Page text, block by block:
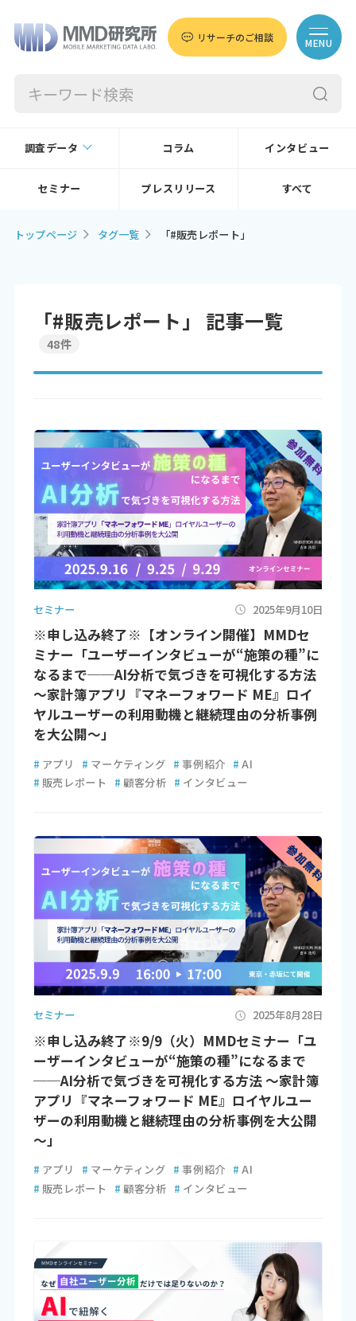
リサーチのご相談 MENU
調査データ コラム インタビュー
セミナー プレスリリース すべて
トップページ タグ一覧 「#販売レポート」
「#販売レポート」 記事一覧
48件
セミナー 2025年9月10日
※申し込み終了※【オンライン開催】MMDセ
ミナー「ユーザーインタビューが“施策の種”に
なるまで──AI分析で気づきを可視化する方法
～家計簿アプリ『マネーフォワード ME』ロイ
ヤルユーザーの利用動機と継続理由の分析事例
を大公開～」
# アプリ # マーケティング # 事例紹介 # AI
# 販売レポート # 顧客分析 # インタビュー
セミナー 2025年8月28日
※申し込み終了※9/9（火）MMDセミナー「ユ
ーザーインタビューが“施策の種”になるまで
──AI分析で気づきを可視化する方法 ～家計簿
アプリ『マネーフォワード ME』ロイヤルユー
ザーの利用動機と継続理由の分析事例を大公開
～」
# アプリ # マーケティング # 事例紹介 # AI
# 販売レポート # 顧客分析 # インタビュー